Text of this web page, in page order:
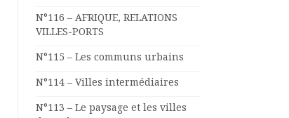
N°116 – AFRIQUE, RELATIONS
VILLES-PORTS
N°115 – Les communs urbains
N°114 – Villes intermédiaires
N°113 – Le paysage et les villes